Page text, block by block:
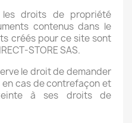
droits de propriété
contenus dans le
créés pour ce site sont
STORE SAS.
le droit de demander
cas de contrefaçon et
à ses droits de